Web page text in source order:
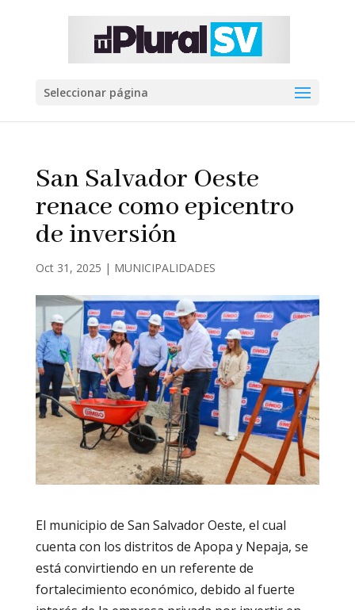
Seleccionar página
San Salvador Oeste
renace como epicentro
de inversión
Oct 31, 2025 | MUNICIPALIDADES
El municipio de San Salvador Oeste, el cual
cuenta con los distritos de Apopa y Nepaja, se
está convirtiendo en un referente de
fortalecimiento económico, debido al fuerte